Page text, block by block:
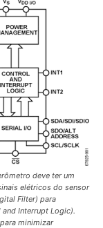
deve ter um
elétricos do sensor
Filter) para
and Interrupt Logic).
minimizar